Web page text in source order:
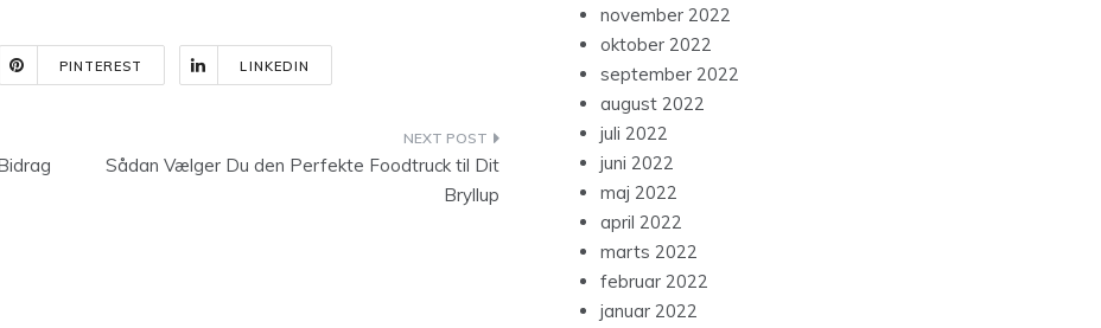
PINTEREST LINKEDIN
Sådan Vælger Du den Perfekte Foodtruck til Dit
Bryllup
november 2022
oktober 2022
september 2022
august 2022
juli 2022
juni 2022
maj 2022
april 2022
marts 2022
februar 2022
januar 2022